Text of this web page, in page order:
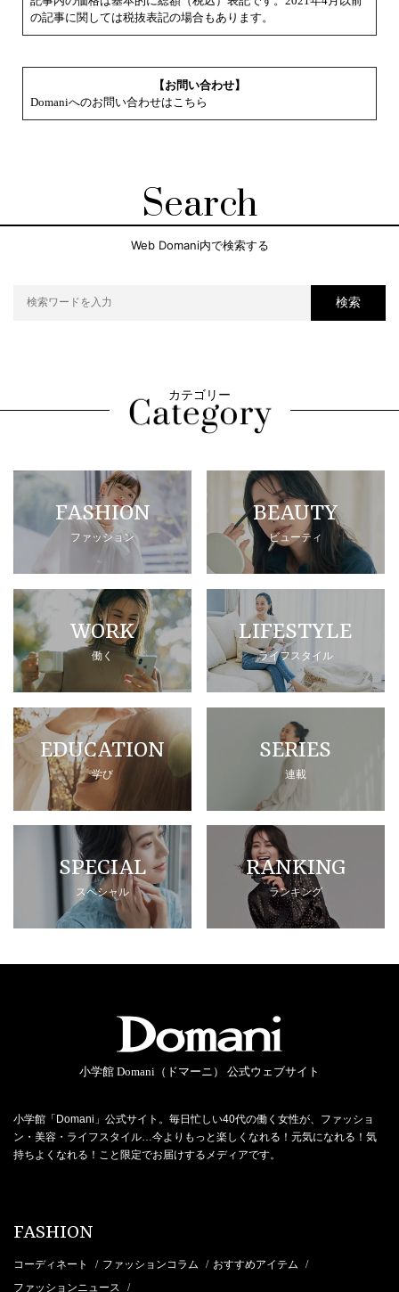
の記事に関しては税抜表記の場合もあります。
【お問い合わせ】
Domaniへのお問い合わせはこちら
Search
Web Domani内で検索する
検索
カテゴリー
FASHION
ファッション
BEAUTY
ビューティ
WORK
働く
LIFESTYLE
ライフスタイル
EDUCATION
学び
SERIES
連載
SPECIAL
スペシャル
RANKING
ランキング
小学館 Domani（ドマーニ） 公式ウェブサイト
小学館「Domani」公式サイト。毎日忙しい40代の働く女性が、ファッショ
ン・美容・ライフスタイル…今よりもっと楽しくなれる！元気になれる！気
持ちよくなれる！こと限定でお届けするメディアです。
FASHION
コーディネート / ファッションコラム / おすすめアイテム /
ファッションニュース /